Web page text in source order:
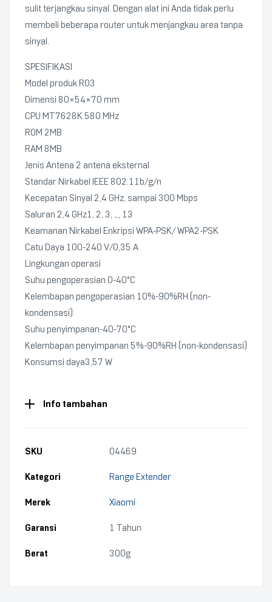
sulit terjangkau sinyal. Dengan alat ini Anda tidak perlu
membeli beberapa router untuk menjangkau area tanpa
sinyal.
SPESIFIKASI
Model produk R03
Dimensi 80×54×70 mm
CPU MT7628K 580 MHz
ROM 2MB
RAM 8MB
Jenis Antena 2 antena eksternal
Standar Nirkabel IEEE 802.11b/g/n
Kecepatan Sinyal 2,4 GHz, sampai 300 Mbps
Saluran 2,4 GHz1, 2, 3, …, 13
Keamanan Nirkabel Enkripsi WPA-PSK/ WPA2-PSK
Catu Daya 100-240 V/0,35 A
Lingkungan operasi
Suhu pengoperasian 0-40°C
Kelembapan pengoperasian 10%-90%RH (non-
kondensasi)
Suhu penyimpanan-40-70°C
Kelembapan penyimpanan 5%-90%RH (non-kondensasi)
Konsumsi daya3,57 W
Info tambahan
SKU 04469
Kategori Range Extender
Merek Xiaomi
Garansi 1 Tahun
Berat 300g